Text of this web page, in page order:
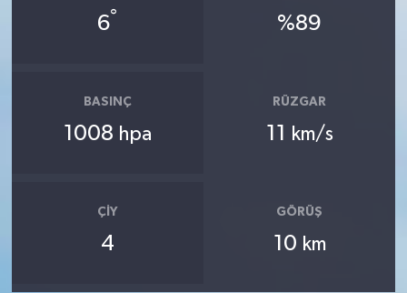
6° %89
BASINÇ
1008 hpa
RÜZGAR
11 km/s
ÇIY
4
GÖRÜŞ
10 km